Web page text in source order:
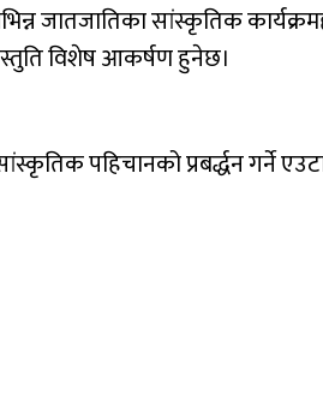
जातजातिका सांस्कृतिक
विशेष आकर्षण हुनेछ।
पहिचानको प्रबर्द्धन गर्ने